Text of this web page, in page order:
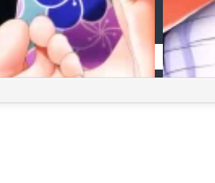
комментарий